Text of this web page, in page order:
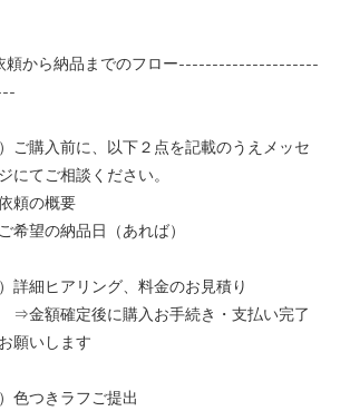
頼から納品までのフロー---------------------
ご購入前に、以下２点を記載のうえメッセ
にてご相談ください。
頼の概要
希望の納品日（あれば）
詳細ヒアリング、料金のお見積り
額確定後に購入お手続き・支払い完了
願いします
色つきラフご提出